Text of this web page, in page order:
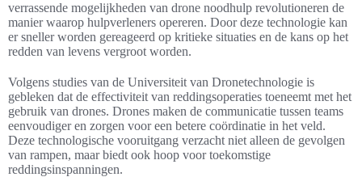
verrassende mogelijkheden van drone noodhulp revolutioneren de
manier waarop hulpverleners opereren. Door deze technologie kan
er sneller worden gereageerd op kritieke situaties en de kans op het
redden van levens vergroot worden.
Volgens studies van de Universiteit van Dronetechnologie is
gebleken dat de effectiviteit van reddingsoperaties toeneemt met het
gebruik van drones. Drones maken de communicatie tussen teams
eenvoudiger en zorgen voor een betere coördinatie in het veld.
Deze technologische vooruitgang verzacht niet alleen de gevolgen
van rampen, maar biedt ook hoop voor toekomstige
reddingsinspanningen.